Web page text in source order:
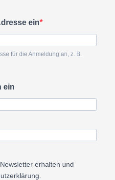
ein
für die Anmeldung an, z. B.
ein
erhalten und